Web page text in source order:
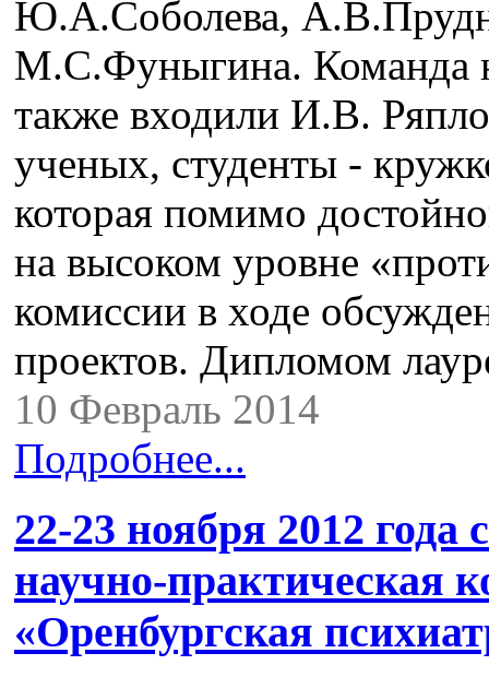
Ю.А.Соболева,
М.С.Фуныгина. Команда
также входили И.В.
ученых, студенты -
которая помимо
на высоком уровне
комиссии в ходе
проектов. Дипломом
10 Февраль 2014
Подробнее...
22-23 ноября 2012 года
научно-практическая
«Оренбургская